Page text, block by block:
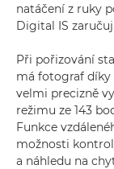
natáčení z ruky
Digital IS
Při pořizování
má fotograf díky
velmi precizně
režimu ze 143
Funkce
možnosti
a náhledu na